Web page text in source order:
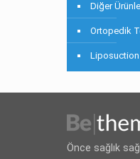
Diğer
Ortopedik
Önce sağlık